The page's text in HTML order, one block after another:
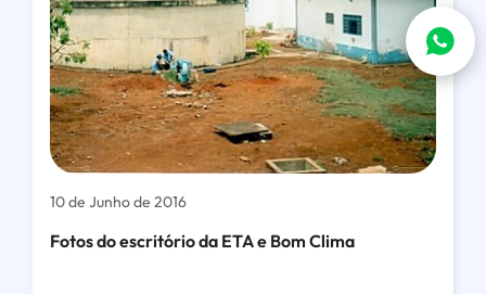
10 de Junho de 2016
Fotos do escritório da ETA e Bom Clima